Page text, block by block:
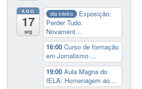
AGO
17
seg
dia inteiro
Exposição:
Perder Tudo.
Novament...
16:00Curso de formação
em Jornalismo ...
19:00Aula Magna do
IELA: Homenagem ao...